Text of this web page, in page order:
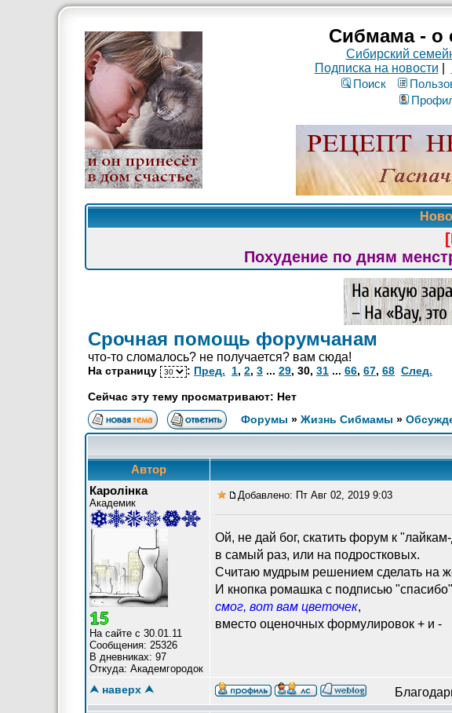
Сибмама - о
Сибирский
Подписка на новости
Поиск
Похудение по дням
Срочная помощь форумчанам
что-то сломалось? не получается? вам сюда!
На страницу : Пред. 1, 2, 3 ... 29, 30, 31 ... 66, 67, 68 След.
Сейчас эту тему просматривают: Нет
Форумы » Жизнь Сибмамы »
Автор
Каролiнка
Академик
На сайте с 30.01.11
Сообщения: 25326
В дневниках: 97
Откуда: Академгородок
Добавлено: Пт Авг 02, 2019 9:03
Ой, не дай бог, скатить форум к
в самый раз, или на подростковых.
Считаю мудрым решением сделать на
И кнопка ромашка с подписью
смог, вот вам цветочек,
вместо оценочных формулировок + и -
⮝ наверх ⮝